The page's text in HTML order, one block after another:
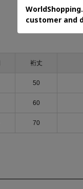
裄丈
50
60
70